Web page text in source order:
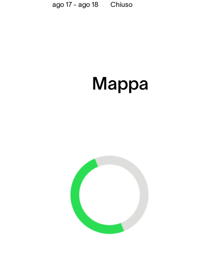
ago 17 - ago 18 Chiuso
Mappa
Loading...